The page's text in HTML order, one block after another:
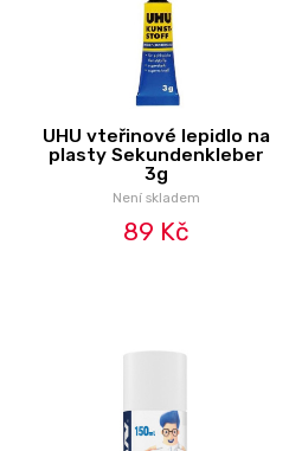
UHU vteřinové lepidlo na
plasty Sekundenkleber
3g
Není skladem
89 Kč